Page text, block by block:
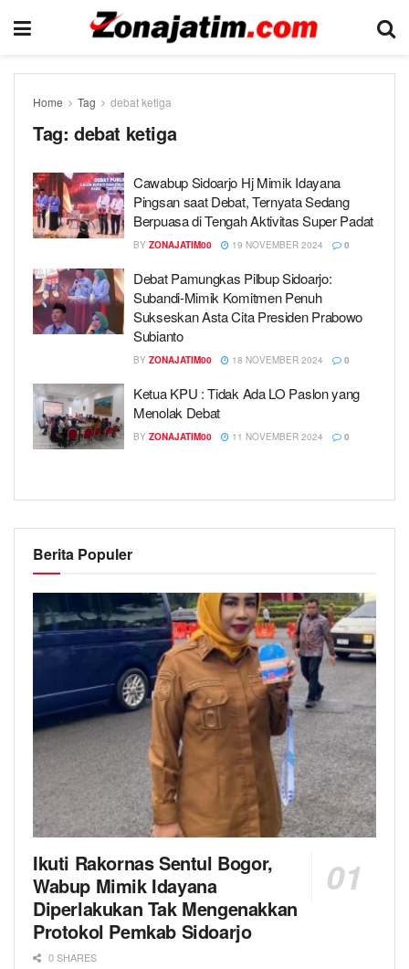
Home Tag debat ketiga
Tag: debat ketiga
Cawabup Sidoarjo Hj Mimik Idayana
Pingsan saat Debat, Ternyata Sedang
Berpuasa di Tengah Aktivitas Super Padat
BY ZONAJATIM00 19 NOVEMBER 2024 0
Debat Pamungkas Pilbup Sidoarjo:
Subandi-Mimik Komitmen Penuh
Sukseskan Asta Cita Presiden Prabowo
Subianto
BY ZONAJATIM00 18 NOVEMBER 2024 0
Ketua KPU : Tidak Ada LO Paslon yang
Menolak Debat
BY ZONAJATIM00 11 NOVEMBER 2024 0
Berita Populer
Ikuti Rakornas Sentul Bogor,
Wabup Mimik Idayana
Diperlakukan Tak Mengenakkan
Protokol Pemkab Sidoarjo
0 SHARES